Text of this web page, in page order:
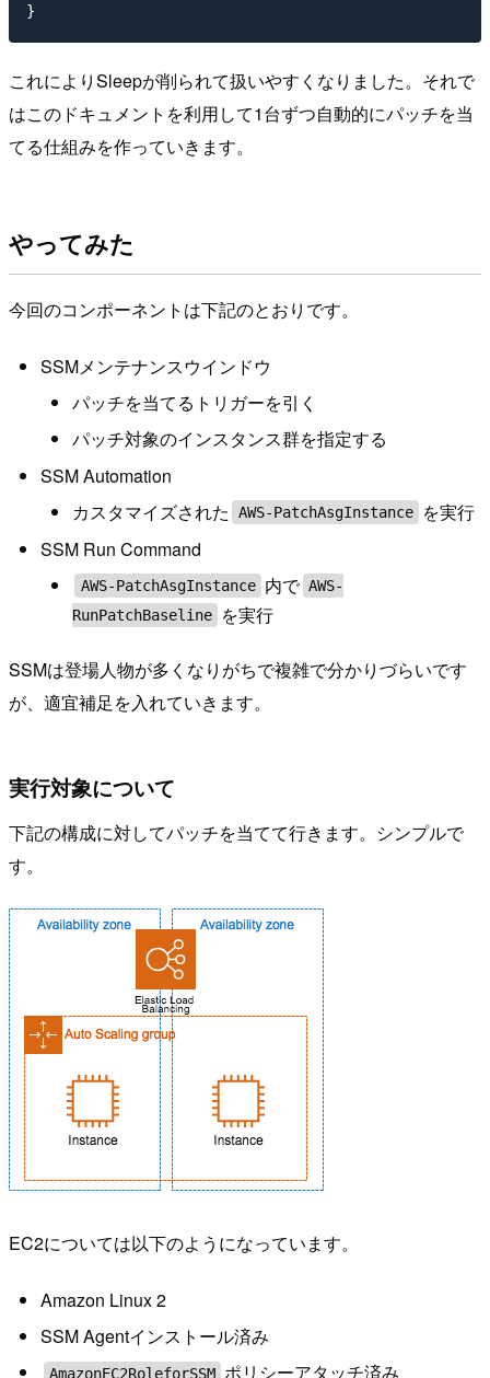
}
これによりSleepが削られて扱いやすくなりました。それで
はこのドキュメントを利用して1台ずつ自動的にパッチを当
てる仕組みを作っていきます。
やってみた
今回のコンポーネントは下記のとおりです。
SSMメンテナンスウインドウ
パッチを当てるトリガーを引く
パッチ対象のインスタンス群を指定する
SSM Automation
カスタマイズされた
AWS-PatchAsgInstance
を実行
SSM Run Command
AWS-PatchAsgInstance 内で AWS-
RunPatchBaseline
を実行
SSMは登場人物が多くなりがちで複雑で分かりづらいです
が、適宜補足を入れていきます。
実行対象について
下記の構成に対してパッチを当てて行きます。シンプルで
す。
EC2については以下のようになっています。
Amazon Linux 2
SSM Agentインストール済み
AmazonEC2RoleforSSM ポリシーアタッチ済み